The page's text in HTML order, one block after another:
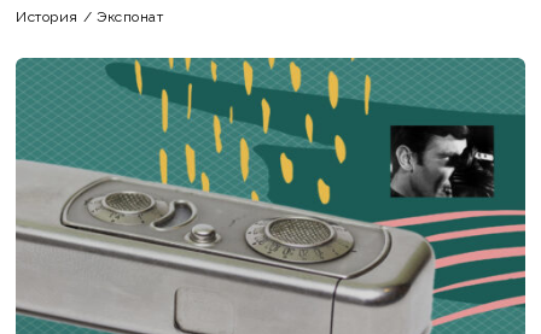
История / Экспонат